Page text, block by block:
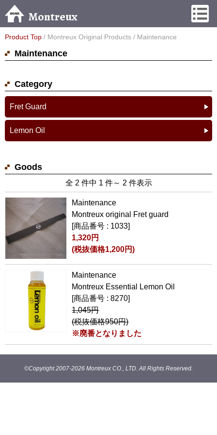
Montreux
Product Top / Montreux Original Products / Maintenance
Maintenance
Category
Fret Guard
Lemon Oil
Goods
全 2 件中 1 件～ 2 件表示
Maintenance
Montreux original Fret guard
[商品番号 : 1033]
1,320円
(税抜価格1,200円)
Maintenance
Montreux Essential Lemon Oil
[商品番号 : 8270]
1,045円
(税抜価格950円)
※廃番となりました
©Copyright 2007-2026 Montreux CO., LTD. All Rights Reserved.